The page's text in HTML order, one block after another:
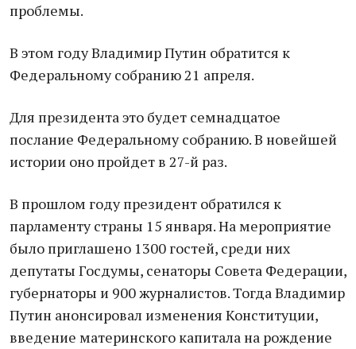
проблемы.
В этом году Владимир Путин обратится к
Федеральному собранию 21 апреля.
Для президента это будет семнадцатое
послание Федеральному собранию. В новейшей
истории оно пройдет в 27-й раз.
В прошлом году президент обратился к
парламенту страны 15 января. На мероприятие
было приглашено 1300 гостей, среди них
депутаты Госдумы, сенаторы Совета Федерации,
губернаторы и 900 журналистов. Тогда Владимир
Путин анонсировал изменения Конституции,
введение материнского капитала на рождение